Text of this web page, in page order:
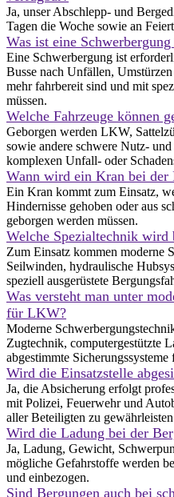
Ja, unser Abschlepp- und
Tagen die Woche sowie an
Was ist eine
Eine Schwerbergung ist
Busse nach Unfällen,
mehr fahrbereit sind und mit
müssen.
Welche Fahrzeuge können
Geborgen werden LKW,
sowie andere schwere Nutz-
komplexen Unfall- oder
Wann wird ein Kran bei der
Ein Kran kommt zum Einsatz,
Hindernisse gehoben oder aus
geborgen werden müssen.
Welche Spezialtechnik wird
Zum Einsatz kommen moderne
Seilwinden, hydraulische
speziell ausgerüstete
Was versteht man unter
für LKW?
Moderne
Zugtechnik, computergestützte
abgestimmte
Wird die Einsatzstelle
Ja, die Absicherung erfolgt
mit Polizei, Feuerwehr und
aller Beteiligten zu
Wird die Ladung bei der
Ja, Ladung, Gewicht,
mögliche Gefahrstoffe werden
und einbezogen.
Sind Bergungen auch bei